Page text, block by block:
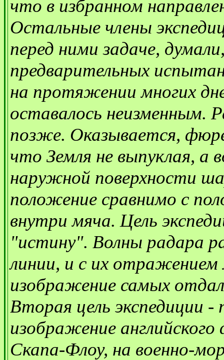
что в избранном
Остальные члены
перед ними задаче,
предварительных
на протяжении многих
оставалось неизменным.
позже. Оказывается,
что Земля не выпуклая,
наружной поверхности
положение сравнимо с
внутри мяча. Цель
"истину". Волны радара
линии, и с их
изображение самых
Вторая цель экспедиции
изображение
Скапа-Флоу, на военно-